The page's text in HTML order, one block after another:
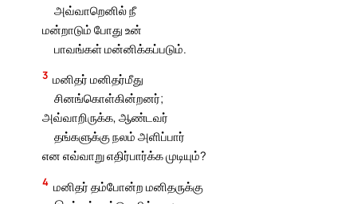
அவ்வாறெனில் நீ
மன்றாடும் போது உன்
பாவங்கள் மன்னிக்கப்படும்.
3 மனிதர் மனிதர்மீது
சினங்கொள்கின்றனர்;
அவ்வாறிருக்க, ஆண்டவர்
தங்களுக்கு நலம் அளிப்பார்
என எவ்வாறு எதிர்பார்க்க முடியும்?
4 மனிதர் தம்போன்ற மனிதருக்கு